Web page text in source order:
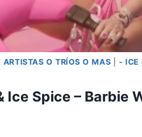
ARTISTAS O TRÍOS O MAS - ICE
Ice Spice – Barbie